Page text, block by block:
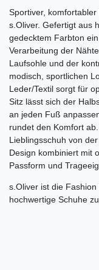
Sportiver,
s.Oliver. Gefertigt aus
gedecktem Farbton
Verarbeitung der
Laufsohle und der
modisch, sportlichen
Leder/Textil sorgt für
Sitz lässt sich der
an jeden Fuß
rundet den Komfort
Lieblingsschuh von
Design kombiniert mit
Passform und
s.Oliver ist die
hochwertige Schuhe